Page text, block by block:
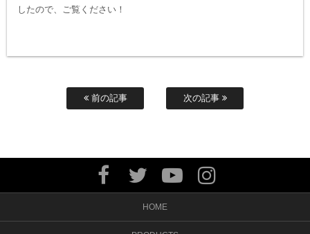
したので、ご覧ください！
前の記事 次の記事
HOME